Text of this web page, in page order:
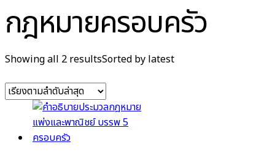
กฎหมายครอบครัว
Showing all 2 resultsSorted by latest